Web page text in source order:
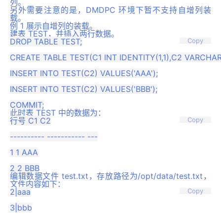
列。
另外需要注意的是，DMDPC 环境下暂不支持自增列装
载。
例 1 展示自增列的装载。
建表 TEST，并插入两行数据。
Copy
DROP TABLE TEST;
CREATE TABLE TEST(C1 INT IDENTITY(1,1),C2
INSERT INTO TEST(C2) VALUES('AAA');
INSERT INTO TEST(C2) VALUES('BBB');
此时表 TEST 中的数据为：
Copy
行号 C1 C2
---------- ----------- ---
1 1 AAA
编辑数据文件 test.txt，存放路径为/opt/data/test.txt，
文件内容如下：
Copy
2|aaa
3|bbb